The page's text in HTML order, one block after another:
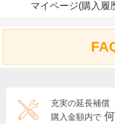
マイページ(購入履
充実の延長補償
購入金額内で